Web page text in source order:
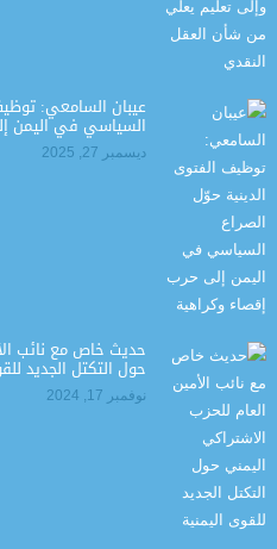
عيبان السامعي:
السياسي في اليمن
ديسمبر 27, 2025
حديث خاص مع نائب
حول التكتل الجديد
نوفمبر 17, 2024